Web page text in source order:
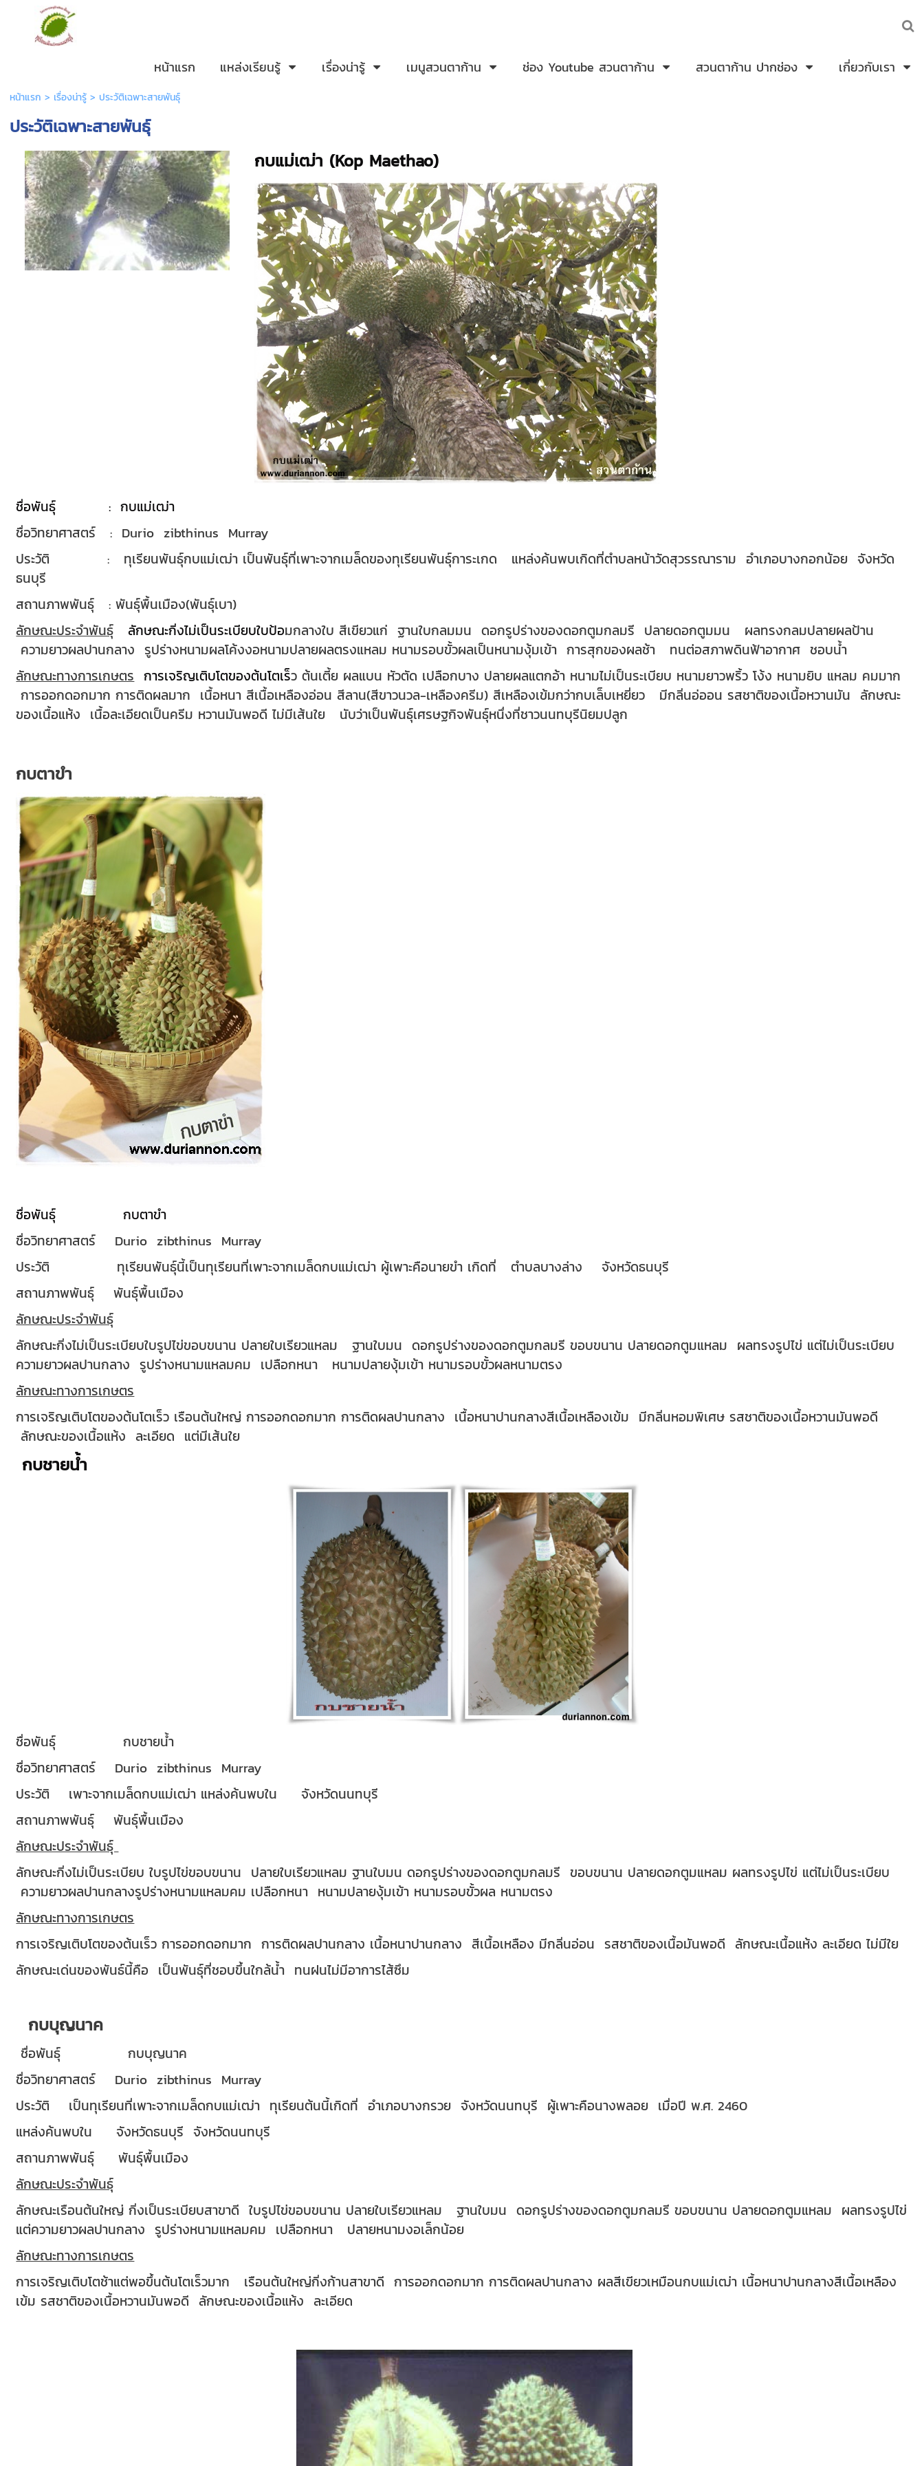
หน้าแรก แหล่งเรียนรู้ เรื่องน่ารู้ เมนูสวนตาก้าน ช่อง Youtube สวนตาก้าน สวนตาก้าน ปากช่อง เกี่ยวกับเรา
หน้าแรก > เรื่องน่ารู้> ประวัติเฉพาะสายพันธุ์
ประวัติเฉพาะสายพันธุ์
กบแม่เฒ่า (Kop Maethao)
ชื่อพันธุ์ : กบแม่เฒ่า
ชื่อวิทยาศาสตร์ : Durio zibthinus Murray
ประวัติ : ทุเรียนพันธุ์กบแม่เฒ่า เป็นพันธุ์ที่เพาะจากเมล็ดของทุเรียนพันธุ์การะเกด แหล่งค้นพบเกิดที่ตำบลหน้าวัดสุวรรณาราม อำเภอบางกอกน้อย จังหวัด
ธนบุรี
สถานภาพพันธุ์ : พันธุ์พื้นเมือง(พันธุ์เบา)
ลักษณะประจำพันธุ์
ลักษณะกิ่งไม่เป็นระเบียบใบป้อมกลางใบ สีเขียวแก่ ฐานใบกลมมน ดอกรูปร่างของดอกตูมกลมรี ปลายดอกตูมมน ผลทรงกลมปลายผลป้าน
ความยาวผลปานกลาง รูปร่างหนามผลโค้งงอหนามปลายผลตรงแหลม หนามรอบขั้วผลเป็นหนามงุ้มเข้า การสุกของผลช้า ทนต่อสภาพดินฟ้าอากาศ ชอบน้ำ
ลักษณะทางการเกษตร การเจริญเติบโตของต้นโตเร็ว ต้นเตี้ย ผลแบน หัวตัด เปลือกบาง ปลายผลแตกอ้า หนามไม่เป็นระเบียบ หนามยาวพริ้ว โง้ง หนามยิบ แหลม คมมาก
การออกดอกมาก การติดผลมาก เนื้อหนา สีเนื้อเหลืองอ่อน สีลาน(สีขาวนวล-เหลืองครีม) สีเหลืองเข้มกว่ากบเล็บเหยี่ยว มีกลิ่นอ่ออน รสชาติของเนื้อหวานมัน ลักษณะ
ของเนื้อแห้ง เนื้อละเอียดเป็นครีม หวานมันพอดี ไม่มีเส้นใย นับว่าเป็นพันธุ์เศรษฐกิจพันธุ์หนึ่งที่ชาวนนทบุรีนิยมปลูก
กบตาขำ
ชื่อพันธุ์ กบตาขำ
ชื่อวิทยาศาสตร์ Durio zibthinus Murray
ประวัติ ทุเรียนพันธุ์นี้เป็นทุเรียนที่เพาะจากเมล็ดกบแม่เฒ่า ผู้เพาะคือนายขำ เกิดที่ ตำบลบางล่าง จังหวัดธนบุรี
สถานภาพพันธุ์ พันธุ์พื้นเมือง
ลักษณะประจำพันธุ์
ลักษณะกิ่งไม่เป็นระเบียบใบรูปไข่ขอบขนาน ปลายใบเรียวแหลม ฐานใบมน ดอกรูปร่างของดอกตูมกลมรี ขอบขนาน ปลายดอกตูมแหลม ผลทรงรูปไข่ แต่ไม่เป็นระเบียบ
ความยาวผลปานกลาง รูปร่างหนามแหลมคม เปลือกหนา หนามปลายงุ้มเข้า หนามรอบขั้วผลหนามตรง
ลักษณะทางการเกษตร
การเจริญเติบโตของต้นโตเร็ว เรือนต้นใหญ่ การออกดอกมาก การติดผลปานกลาง เนื้อหนาปานกลางสีเนื้อเหลืองเข้ม มีกลิ่นหอมพิเศษ รสชาติของเนื้อหวานมันพอดี
ลักษณะของเนื้อแห้ง ละเอียด แต่มีเส้นใย
กบชายน้ำ
ชื่อพันธุ์ กบชายน้ำ
ชื่อวิทยาศาสตร์ Durio zibthinus Murray
ประวัติ เพาะจากเมล็ดกบแม่เฒ่า แหล่งค้นพบใน จังหวัดนนทบุรี
สถานภาพพันธุ์ พันธุ์พื้นเมือง
ลักษณะประจำพันธุ์
ลักษณะกิ่งไม่เป็นระเบียบ ใบรูปไข่ขอบขนาน ปลายใบเรียวแหลม ฐานใบมน ดอกรูปร่างของดอกตูมกลมรี ขอบขนาน ปลายดอกตูมแหลม ผลทรงรูปไข่ แต่ไม่เป็นระเบียบ
ความยาวผลปานกลางรูปร่างหนามแหลมคม เปลือกหนา หนามปลายงุ้มเข้า หนามรอบขั้วผล หนามตรง
ลักษณะทางการเกษตร
การเจริญเติบโตของต้นเร็ว การออกดอกมาก การติดผลปานกลาง เนื้อหนาปานกลาง สีเนื้อเหลือง มีกลิ่นอ่อน รสชาติของเนื้อมันพอดี ลักษณะเนื้อแห้ง ละเอียด ไม่มีใย
ลักษณะเด่นของพันธ์นี้คือ เป็นพันธุ์ที่ชอบขึ้นใกล้น้ำ ทนฝนไม่มีอาการไส้ซึม
กบบุญนาค
ชื่อพันธุ์ กบบุญนาค
ชื่อวิทยาศาสตร์ Durio zibthinus Murray
ประวัติ เป็นทุเรียนที่เพาะจากเมล็ดกบแม่เฒ่า ทุเรียนต้นนี้เกิดที่ อำเภอบางกรวย จังหวัดนนทบุรี ผู้เพาะคือนางพลอย เมื่อปี พ.ศ. 2460
แหล่งค้นพบใน จังหวัดธนบุรี จังหวัดนนทบุรี
สถานภาพพันธุ์ พันธุ์พื้นเมือง
ลักษณะประจำพันธุ์
ลักษณะเรือนต้นใหญ่ กิ่งเป็นระเบียบสาขาดี ใบรูปไข่ขอบขนาน ปลายใบเรียวแหลม ฐานใบมน ดอกรูปร่างของดอกตูมกลมรี ขอบขนาน ปลายดอกตูมแหลม ผลทรงรูปไข่
แต่ความยาวผลปานกลาง รูปร่างหนามแหลมคม เปลือกหนา ปลายหนามงอเล็กน้อย
ลักษณะทางการเกษตร
การเจริญเติบโตช้าแต่พอขึ้นต้นโตเร็วมาก เรือนต้นใหญ่กิ่งก้านสาขาดี การออกดอกมาก การติดผลปานกลาง ผลสีเขียวเหมือนกบแม่เฒ่า เนื้อหนาปานกลางสีเนื้อเหลือง
เข้ม รสชาติของเนื้อหวานมันพอดี ลักษณะของเนื้อแห้ง ละเอียด